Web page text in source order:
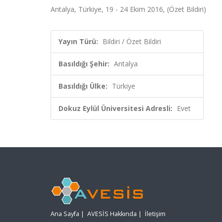
Antalya, Türkiye, 19 - 24 Ekim 2016, (Özet Bildiri)
Yayın Türü: Bildiri / Özet Bildiri
Basıldığı Şehir: Antalya
Basıldığı Ülke: Türkiye
Dokuz Eylül Üniversitesi Adresli: Evet
Ana Sayfa | AVESİS Hakkında | İletişim